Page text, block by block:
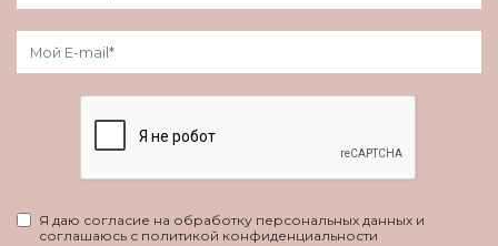
Я даю согласие на обработку персональных данных и
соглашаюсь с политикой конфиденциальности